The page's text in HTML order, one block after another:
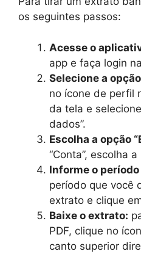
os seguintes passos:
Acesse o
app e faça login
Selecione a
no ícone de perfil
da tela e
dados”.
Escolha a opção
“Conta”, escolha a
Informe o
período que você
extrato e clique
Baixe o extrato:
PDF, clique no
canto superior